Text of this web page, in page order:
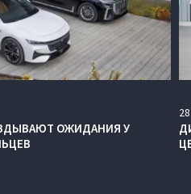
ОЖИДАНИЯ У
28